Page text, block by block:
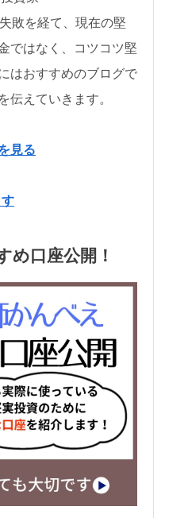
敗を経て、現在の堅
ではなく、コツコツ堅
はおすすめのブログで
伝えていきます。
見る
め口座公開！